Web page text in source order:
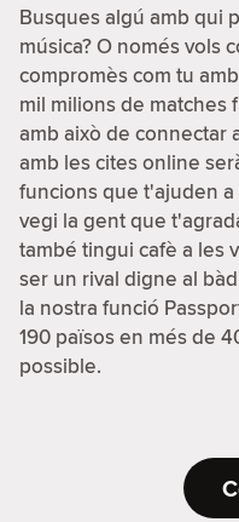
Busques algú amb qui
música? O només vols
compromès com tu
mil milions de matches
amb això de connectar
amb les cites online
funcions que t'ajuden
vegi la gent que
també tingui cafè a les
ser un rival digne al
la nostra funció
190 països en més de
possible.